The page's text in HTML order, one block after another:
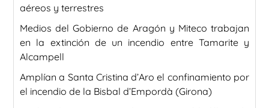
aéreos y terrestres
Medios del Gobierno de Aragón y Miteco trabajan
en la extinción de un incendio entre Tamarite y
Alcampell
Amplían a Santa Cristina d’Aro el confinamiento por
el incendio de la Bisbal d’Empordà (Girona)